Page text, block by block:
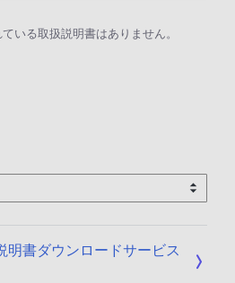
いる取扱説明書はありません。
明書ダウンロードサービス